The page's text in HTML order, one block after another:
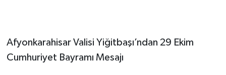
Afyonkarahisar Valisi Yiğitbaşı’ndan 29 Ekim
Cumhuriyet Bayramı Mesajı